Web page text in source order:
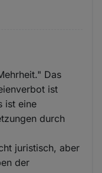
Das
ist
ist eine
durch
juristisch, aber
der